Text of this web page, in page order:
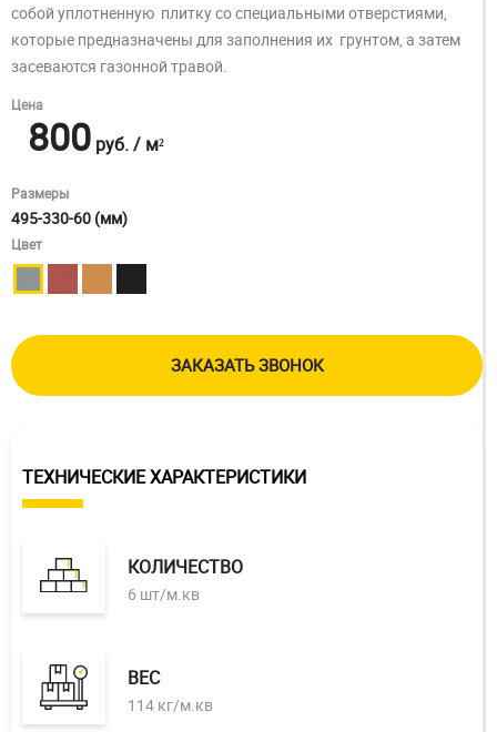
собой уплотненную плитку со специальными отверстиями,
которые предназначены для заполнения их грунтом, а затем
засеваются газонной травой.
Цена
800 руб./ м²
Размеры
495-330-60 (мм)
Цвет
ЗАКАЗАТЬ ЗВОНОК
ТЕХНИЧЕСКИЕ ХАРАКТЕРИСТИКИ
КОЛИЧЕСТВО
6 шт/м.кв
ВЕС
114 кг/м.кв